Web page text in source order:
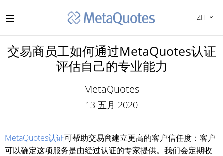
ZH
交易商员工如何通过MetaQuotes认证
评估自己的专业能力
MetaQuotes
13 五月 2020
MetaQuotes认证可帮助交易商建立更高的客户信任度：客户
可以确定这项服务是由经过认证的专家提供。我们会定期收